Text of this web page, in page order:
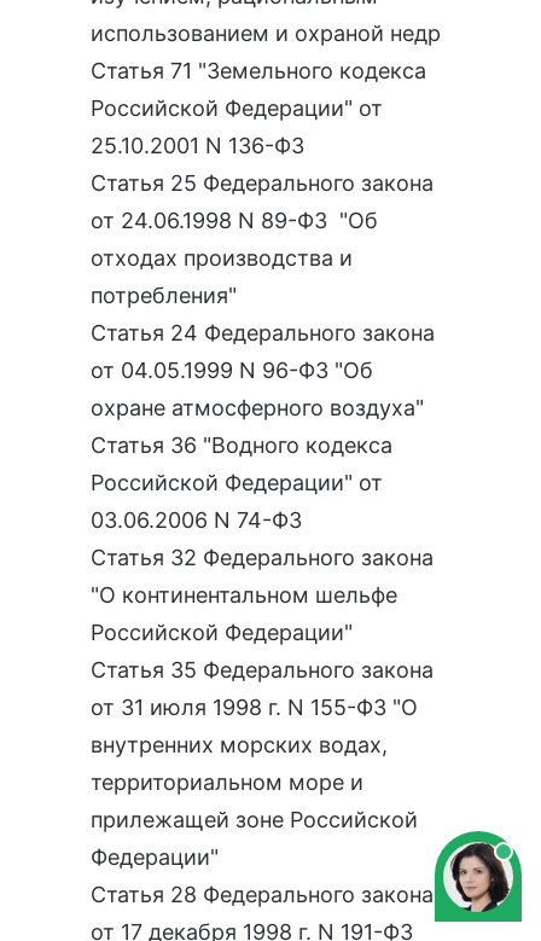
использованием и охраной недр
Статья 71 "Земельного кодекса
Российской Федерации" от
25.10.2001 N 136-ФЗ
Статья 25 Федерального закона
от 24.06.1998 N 89-ФЗ "Об
отходах производства и
потребления"
Статья 24 Федерального закона
от 04.05.1999 N 96-ФЗ "Об
охране атмосферного воздуха"
Статья 36 "Водного кодекса
Российской Федерации" от
03.06.2006 N 74-ФЗ
Статья 32 Федерального закона
"О континентальном шельфе
Российской Федерации"
Статья 35 Федерального закона
от 31 июля 1998 г. N 155-ФЗ "О
внутренних морских водах,
территориальном море и
прилежащей зоне Российской
Федерации"
Статья 28 Федерального закона
от 17 декабря 1998 г. N 191-ФЗ